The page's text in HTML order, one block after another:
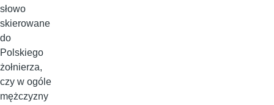
słowo
skierowane
do
Polskiego
żołnierza,
czy w ogóle
mężczyzny